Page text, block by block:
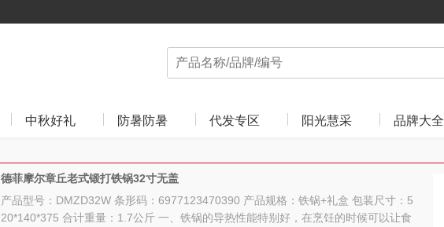
中秋好礼 防暑防暑 代发专区 阳光慧采 品牌大全
德菲摩尔章丘老式锻打铁锅32寸无盖
产品型号：DMZD32W 条形码：6977123470390 产品规格：铁锅+礼盒 包装尺寸：5
20*140*375 合计重量：1.7公斤 一、铁锅的导热性能特别好，在烹饪的时候可以让食